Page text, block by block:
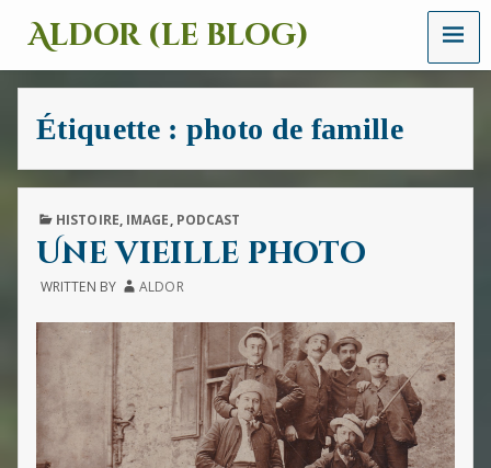
Aldor (le blog)
Un
site
avec
des
des
images
et
sons
MENU
Étiquette : photo de famille
PUBLISHED
HISTOIRE, IMAGE, PODCAST
Une vieille photo
WRITTEN BY ALDOR